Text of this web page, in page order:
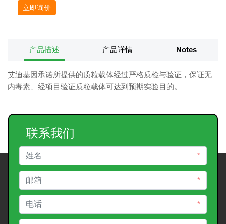
立即询价
产品描述 产品详情 Notes
艾迪基因承诺所提供的质粒载体经过严格质检与验证，保证无
内毒素、经项目验证质粒载体可达到预期实验目的。
联系我们
*
*
*